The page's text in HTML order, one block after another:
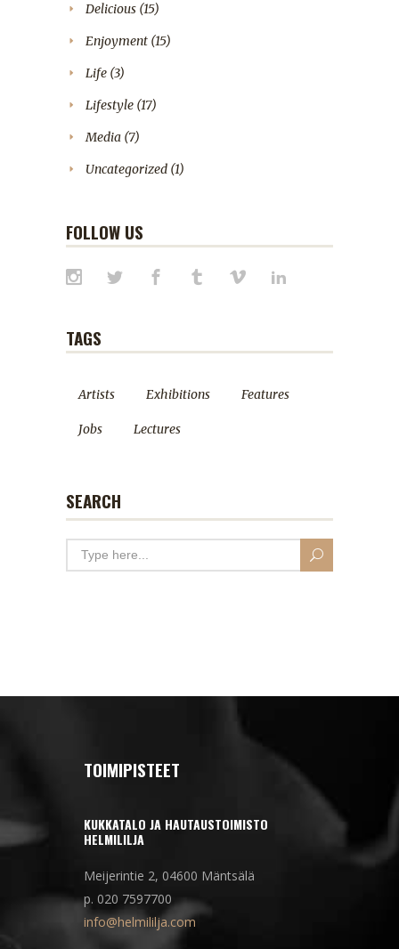
Delicious (15)
Enjoyment (15)
Life (3)
Lifestyle (17)
Media (7)
Uncategorized (1)
FOLLOW US
TAGS
Artists Exhibitions Features
Jobs Lectures
SEARCH
TOIMIPISTEET
KUKKATALO JA HAUTAUSTOIMISTO
HELMILILJA
Meijerintie 2, 04600 Mäntsälä
p. 020 7597700
info@helmililja.com